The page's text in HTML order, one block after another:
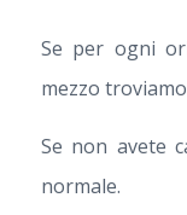
Se per ogni
mezzo
Se non avete
normale.